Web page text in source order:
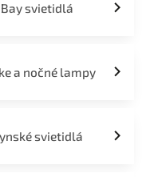
svietidlá
a nočné lampy
svietidlá